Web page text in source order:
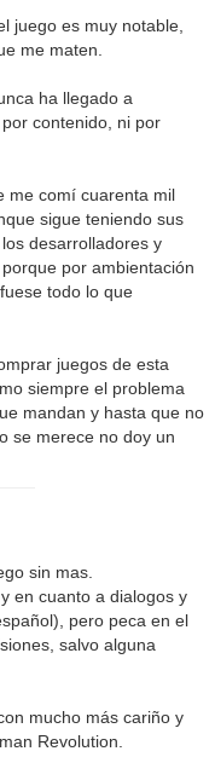
juego es muy notable,
me maten.
ha llegado a
contenido, ni por
me comí cuarenta mil
sigue teniendo sus
desarrolladores y
por ambientación
todo lo que
juegos de esta
siempre el problema
mandan y hasta que no
se merece no doy un
sin mas.
en cuanto a dialogos y
pero peca en el
salvo alguna
mucho más cariño y
Revolution.